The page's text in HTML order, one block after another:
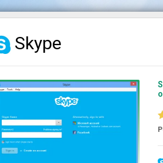
Skype